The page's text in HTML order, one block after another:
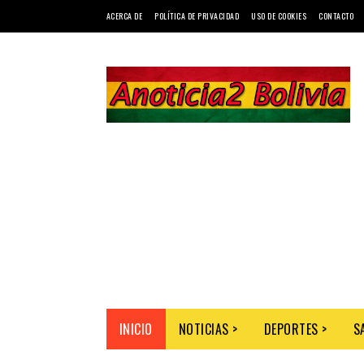
ACERCA DE POLÍTICA DE PRIVACIDAD USO DE COOKIES CONTACTO
INICIO NOTICIAS > DEPORTES >